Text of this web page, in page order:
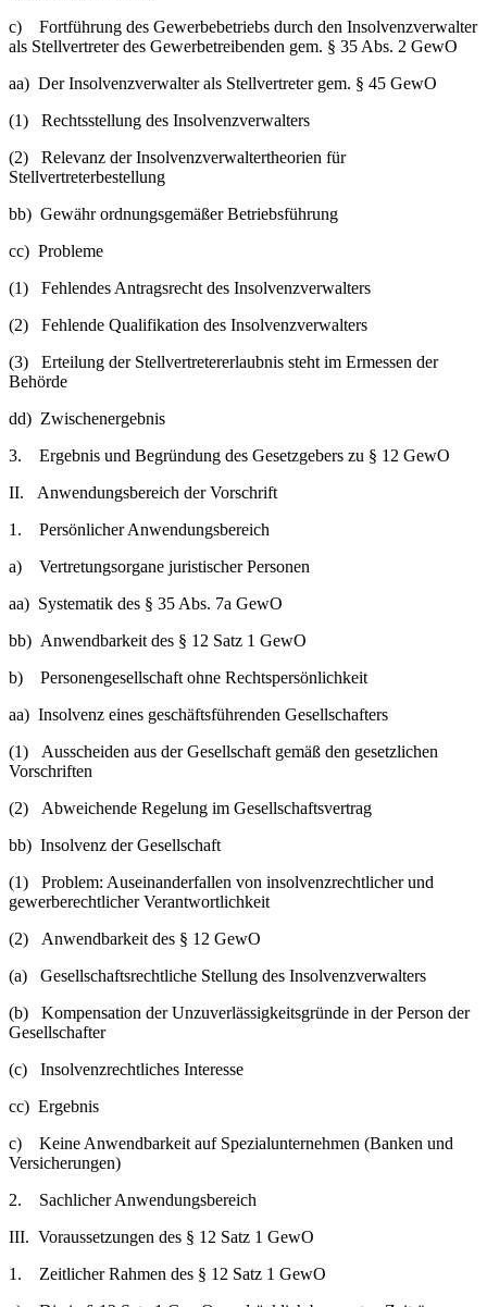
c) Fortführung des Gewerbebetriebs durch den Insolvenzverwalter
als Stellvertreter des Gewerbetreibenden gem. § 35 Abs. 2 GewO
aa) Der Insolvenzverwalter als Stellvertreter gem. § 45 GewO
(1) Rechtsstellung des Insolvenzverwalters
(2) Relevanz der Insolvenzverwaltertheorien für
Stellvertreterbestellung
bb) Gewähr ordnungsgemäßer Betriebsführung
cc) Probleme
(1) Fehlendes Antragsrecht des Insolvenzverwalters
(2) Fehlende Qualifikation des Insolvenzverwalters
(3) Erteilung der Stellvertretererlaubnis steht im Ermessen der
Behörde
dd) Zwischenergebnis
3. Ergebnis und Begründung des Gesetzgebers zu § 12 GewO
II. Anwendungsbereich der Vorschrift
1. Persönlicher Anwendungsbereich
a) Vertretungsorgane juristischer Personen
aa) Systematik des § 35 Abs. 7a GewO
bb) Anwendbarkeit des § 12 Satz 1 GewO
b) Personengesellschaft ohne Rechtspersönlichkeit
aa) Insolvenz eines geschäftsführenden Gesellschafters
(1) Ausscheiden aus der Gesellschaft gemäß den gesetzlichen
Vorschriften
(2) Abweichende Regelung im Gesellschaftsvertrag
bb) Insolvenz der Gesellschaft
(1) Problem: Auseinanderfallen von insolvenzrechtlicher und
gewerberechtlicher Verantwortlichkeit
(2) Anwendbarkeit des § 12 GewO
(a) Gesellschaftsrechtliche Stellung des Insolvenzverwalters
(b) Kompensation der Unzuverlässigkeitsgründe in der Person der
Gesellschafter
(c) Insolvenzrechtliches Interesse
cc) Ergebnis
c) Keine Anwendbarkeit auf Spezialunternehmen (Banken und
Versicherungen)
2. Sachlicher Anwendungsbereich
III. Voraussetzungen des § 12 Satz 1 GewO
1. Zeitlicher Rahmen des § 12 Satz 1 GewO